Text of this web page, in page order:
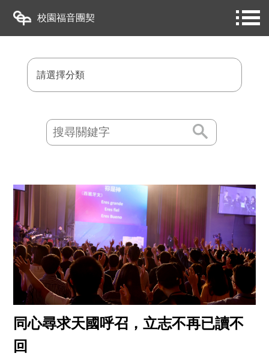
校園福音團契
請選擇分類
同心尋求天國呼召，立志不再已讀不
回